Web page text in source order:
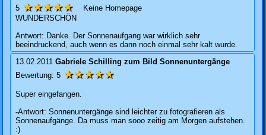
5 ★★★★★
Keine Homepage
WUNDERSCHÖN
Antwort: Danke. Der Sonnenaufgang war wirklich sehr
beeindruckend, auch wenn es dann noch einmal sehr kalt wurde.
13.02.2011 Gabriele Schilling zum Bild Sonnenuntergänge
Bewertung: 5 ★★★★★
Super eingefangen.
-Antwort: Sonnenuntergänge sind leichter zu fotografieren als
Sonnenaufgänge. Da muss man sooo zeitig am Morgen aufstehen.
:)